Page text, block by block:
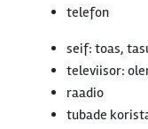
telefon
seif: toas,
televiisor:
raadio
tubade